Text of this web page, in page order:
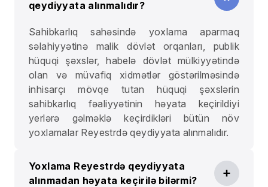
qeydiyyata alınmalıdır?
Sahibkarlıq sahəsində yoxlama aparmaq
səlahiyyətinə malik dövlət orqanları, publik
hüquqi şəxslər, habelə dövlət mülkiyyətində
olan və müvafiq xidmətlər göstərilməsində
inhisarçı mövqe tutan hüquqi şəxslərin
sahibkarlıq fəaliyyətinin həyata keçirildiyi
yerlərə gəlməklə keçirdikləri bütün növ
yoxlamalar Reyestrdə qeydiyyata alınmalıdır.
Yoxlama Reyestrdə qeydiyyata
alınmadan həyata keçirilə bilərmi?